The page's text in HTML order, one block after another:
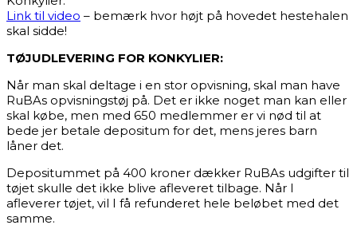
Link til video – bemærk hvor højt på hovedet hestehalen
skal sidde!
TØJUDLEVERING FOR KONKYLIER:
Når man skal deltage i en stor opvisning, skal man have
RuBAs opvisningstøj på. Det er ikke noget man kan eller
skal købe, men med 650 medlemmer er vi nød til at
bede jer betale depositum for det, mens jeres barn
låner det.
Depositummet på 400 kroner dækker RuBAs udgifter til
tøjet skulle det ikke blive afleveret tilbage. Når I
afleverer tøjet, vil I få refunderet hele beløbet med det
samme.